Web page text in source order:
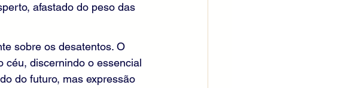
afastado do peso das
sobre os desatentos. O
céu, discernindo o essencial
do futuro, mas expressão